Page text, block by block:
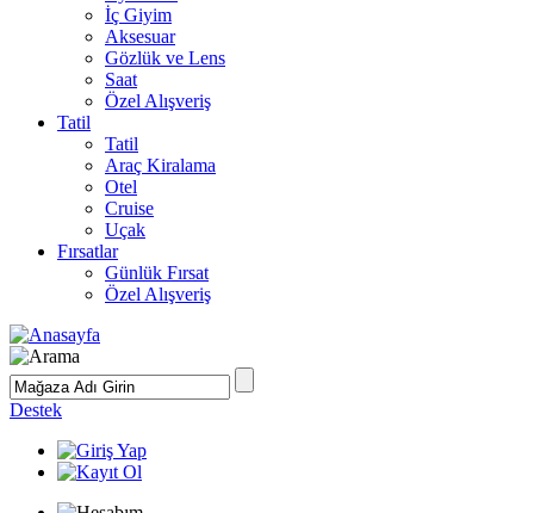
İç Giyim
Aksesuar
Gözlük ve Lens
Saat
Özel Alışveriş
Tatil
Tatil
Araç Kiralama
Otel
Cruise
Uçak
Fırsatlar
Günlük Fırsat
Özel Alışveriş
Destek